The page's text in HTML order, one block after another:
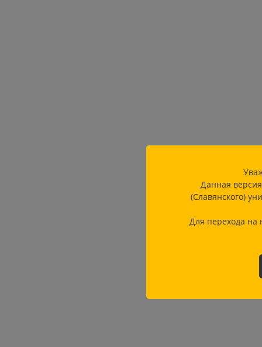
Данная
(Славянского)
Для перехода на